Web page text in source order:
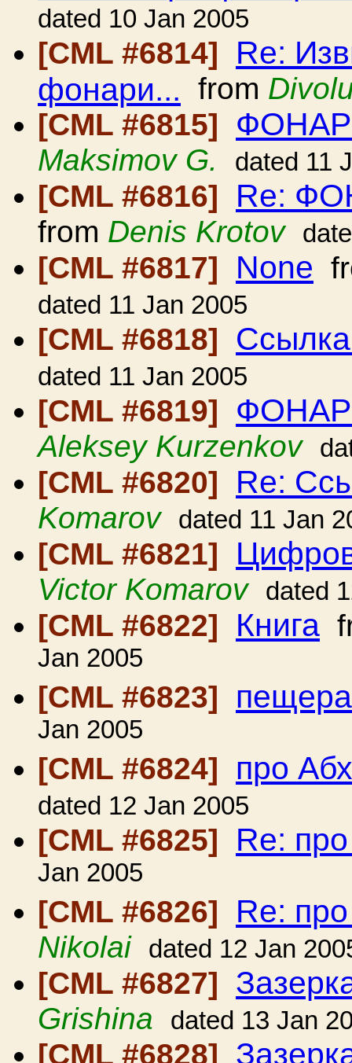
dated 10 Jan 2005
[CML #6814] Re:
фонари... from
[CML #6815]
Maksimov G. dated 11
[CML #6816] Re:
from Denis Krotov
[CML #6817] None
dated 11 Jan 2005
[CML #6818]
dated 11 Jan 2005
[CML #6819]
Aleksey Kurzenkov
[CML #6820] Re:
Komarov dated 11 Jan
[CML #6821]
Victor Komarov dated
[CML #6822] Книга
Jan 2005
[CML #6823]
Jan 2005
[CML #6824]
про
dated 12 Jan 2005
[CML #6825] Re:
Jan 2005
[CML #6826]
Re:
Nikolai dated 12 Jan
[CML #6827]
Grishina dated 13 Jan
[CML #6828]